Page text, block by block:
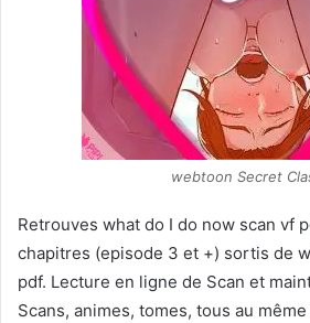
webtoon Secret
Retrouves what do I do now scan vf
chapitres (episode 3 et +) sortis de
pdf. Lecture en ligne de Scan et
Scans, animes, tomes, tous au